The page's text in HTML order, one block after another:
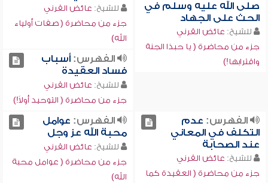
صلى الله عليه وسلم في
الحث على الجهاد
للشيخ: عائض القرني
جزء من محاضرة ( يا حبذا الجنة
واقترابها!)
للشيخ: عائض القرني
جزء من محاضرة ( صفات أولياء
الله)
الفهرس:أسباب
فساد العقيدة
للشيخ: عائض القرني
جزء من محاضرة ( التوحيد أولاً!)
الفهرس: عدم
التكلف في المعاني
عند الصحابة
للشيخ: عائض القرني
جزء من محاضرة ( العقيدة كما
الفهرس: عوامل
محبة الله عز وجل
للشيخ: عائض القرني
جزء من محاضرة ( عوامل محبة
الله)